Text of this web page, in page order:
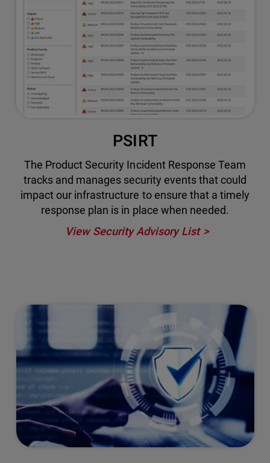
PSIRT
The Product Security Incident Response Team
tracks and manages security events that could
impact our infrastructure to ensure that a timely
response plan is in place when needed.
View Security Advisory List